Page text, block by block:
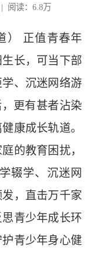
阅读：6.8万
） 正值青春年
长，可当下部
、沉迷网络游
更有甚者沾染
康成长轨道。
的教育困扰，
辍学、沉迷网
，直击万千家
青少年成长环
青少年身心健